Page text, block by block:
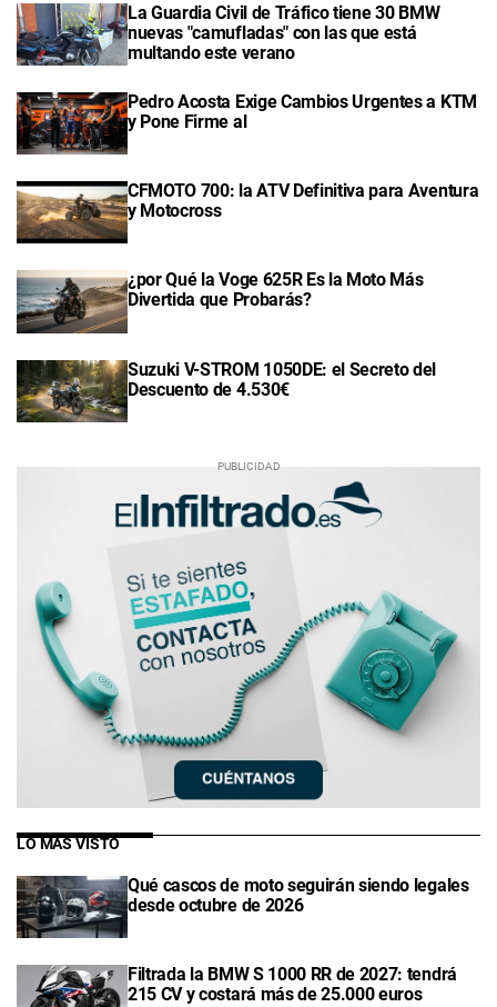
La Guardia Civil de Tráfico tiene 30 BMW
nuevas "camufladas" con las que está
multando este verano
Pedro Acosta Exige Cambios Urgentes a KTM
y Pone Firme al
CFMOTO 700: la ATV Definitiva para Aventura
y Motocross
¿por Qué la Voge 625R Es la Moto Más
Divertida que Probarás?
Suzuki V-STROM 1050DE: el Secreto del
Descuento de 4.530€
LO MÁS VISTO
Qué cascos de moto seguirán siendo legales
desde octubre de 2026
Filtrada la BMW S 1000 RR de 2027: tendrá
215 CV y costará más de 25.000 euros